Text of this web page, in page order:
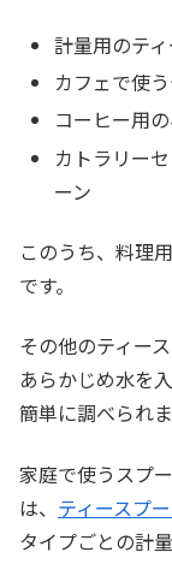
計量用のテ
カフェで使
コーヒー用
カトラリー
ーン
このうち、料理
です。
その他のティー
あらかじめ水を
簡単に調べられま
家庭で使うスプ
は、 ティースプ
タイプごとの計